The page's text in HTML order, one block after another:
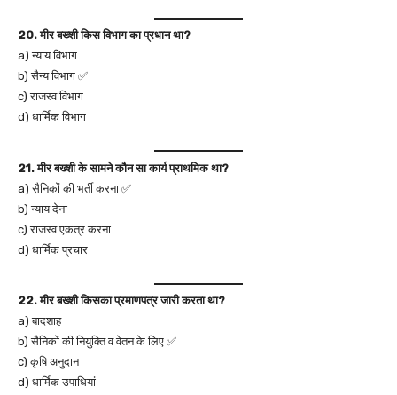
20. मीर बख्शी किस विभाग का प्रधान था?
a) न्याय विभाग
b) सैन्य विभाग ✅
c) राजस्व विभाग
d) धार्मिक विभाग
21. मीर बख्शी के सामने कौन सा कार्य प्राथमिक था?
a) सैनिकों की भर्ती करना ✅
b) न्याय देना
c) राजस्व एकत्र करना
d) धार्मिक प्रचार
22. मीर बख्शी किसका प्रमाणपत्र जारी करता था?
a) बादशाह
b) सैनिकों की नियुक्ति व वेतन के लिए ✅
c) कृषि अनुदान
d) धार्मिक उपाधियां